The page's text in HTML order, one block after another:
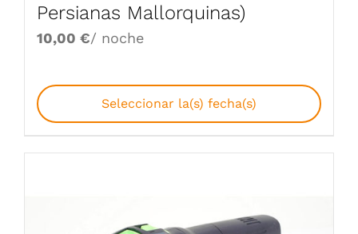
Persianas Mallorquinas)
10,00 €/ noche
Seleccionar la(s) fecha(s)